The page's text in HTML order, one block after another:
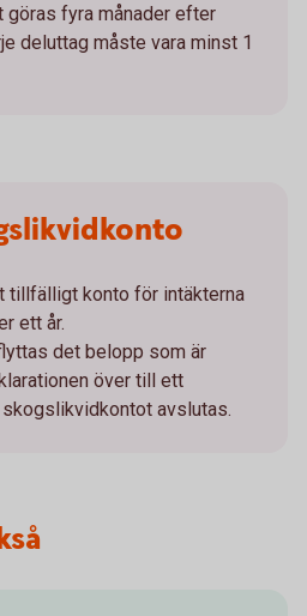
göras fyra månader efter
deluttag måste vara minst 1
tillfälligt konto för intäkterna
ett år.
det belopp som är
över till ett
avslutas.